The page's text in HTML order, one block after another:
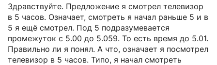
Здравствуйте. Предложение я смотрел телевизор
в 5 часов. Означает, смотреть я начал раньше 5 и в
5 я ещё смотрел. Под 5 подразумевается
промежуток с 5.00 до 5.059. То есть время до 5.01.
Правильно ли я понял. А что, означает я посмотрел
телевизор в 5 часов. Типо, я начал смотреть